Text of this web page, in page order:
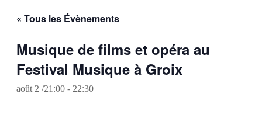
« Tous les Évènements
Musique de films et opéra au
Festival Musique à Groix
août 2 /21:00 - 22:30